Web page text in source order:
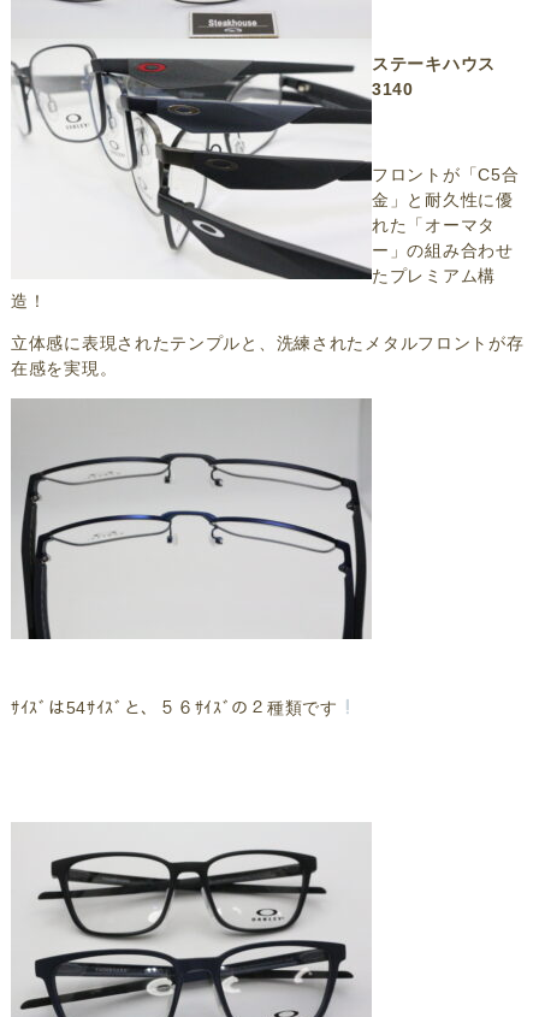
ステーキハウス
3140
フロントが「C5合
金」と耐久性に優
れた「オーマタ
ー」の組み合わせ
たプレミアム構
造！
立体感に表現されたテンプルと、洗練されたメタルフロントが存
在感を実現。
ｻｲｽﾞは54ｻｲｽﾞと、５６ｻｲｽﾞの２種類です